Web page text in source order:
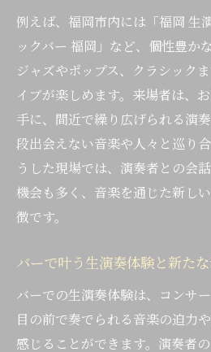
福岡生演奏バーで体験
間
バーならではの音楽と
説
ライブバーで見つける
流
ミュージックバーで味
楽器が弾けるバーで参
ミュージックバーで感
乗効果
福岡生演奏レストラン
例えば、福岡市内には「福岡 生
ックバー 福岡」など、個性豊か
ジャズやポップス、クラシック
イブが楽しめます。来場者は、
手に、間近で繰り広げられる演
段出会えない音楽や人々と巡り
うした現場では、演奏者との会
機会も多く、音楽を通じた新し
徴です。
バーで叶う生演奏体験と新た
バーでの生演奏体験は、コンサ
目の前で奏でられる音楽の迫力
感じることができます。演奏者